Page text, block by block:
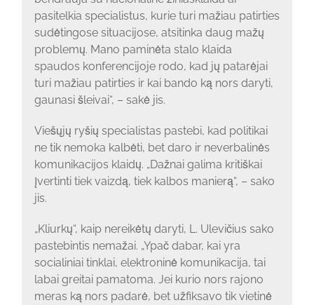
pasitelkia specialistus, kurie turi mažiau patirties
sudėtingose situacijose, atsitinka daug mažų
problemų. Mano paminėta stalo klaida
spaudos konferencijoje rodo, kad jų patarėjai
turi mažiau patirties ir kai bando ką nors daryti,
gaunasi šleivai“, – sakė jis.
Viešųjų ryšių specialistas pastebi, kad politikai
ne tik nemoka kalbėti, bet daro ir neverbalinės
komunikacijos klaidų. „Dažnai galima kritiškai
įvertinti tiek vaizdą, tiek kalbos manierą“, – sako
jis.
„Kliurkų“, kaip nereikėtų daryti, L. Ulevičius sako
pastebintis nemažai. „Ypač dabar, kai yra
socialiniai tinklai, elektroninė komunikacija, tai
labai greitai pamatoma. Jei kurio nors rajono
meras ką nors padarė, bet užfiksavo tik vietinė